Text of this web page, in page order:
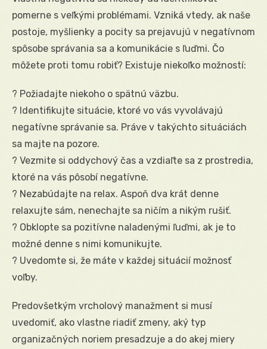
pomerne s veľkými problémami. Vzniká vtedy, ak naše
postoje, myšlienky a pocity sa prejavujú v negatívnom
spôsobe správania sa a komunikácie s ľuďmi. Čo
môžete proti tomu robiť? Existuje niekoľko možností:
? Požiadajte niekoho o spätnú väzbu.
? Identifikujte situácie, ktoré vo vás vyvolávajú
negatívne správanie sa. Práve v takýchto situáciách
sa majte na pozore.
? Vezmite si oddychový čas a vzdiaľte sa z prostredia,
ktoré na vás pôsobí negatívne.
? Nezabúdajte na relax. Aspoň dva krát denne
relaxujte sám, nenechajte sa ničím a nikým rušiť.
? Obklopte sa pozitívne naladenými ľuďmi, ak je to
možné denne s nimi komunikujte.
? Uvedomte si, že máte v každej situácií možnosť
voľby.
Predovšetkým vrcholový manažment si musí
uvedomiť, ako vlastne riadiť zmeny, aký typ
organizačných noriem presadzuje a do akej miery